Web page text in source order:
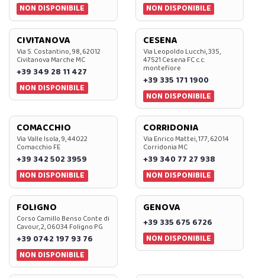
NON DISPONIBILE
NON DISPONIBILE
CIVITANOVA
Via S. Costantino, 98, 62012
Civitanova Marche MC
+39 349 28 11 427
NON DISPONIBILE
CESENA
Via Leopoldo Lucchi, 335,
47521 Cesena FC c.c.
montefiore
+39 335 171 1900
NON DISPONIBILE
COMACCHIO
Via Valle Isola, 9, 44022
Comacchio FE
+39 342 502 3959
NON DISPONIBILE
CORRIDONIA
Via Enrico Mattei, 177, 62014
Corridonia MC
+39 340 77 27 938
NON DISPONIBILE
FOLIGNO
Corso Camillo Benso Conte di
Cavour, 2, 06034 Foligno PG
+39 0742 197 93 76
NON DISPONIBILE
GENOVA
+39 335 675 6726
NON DISPONIBILE